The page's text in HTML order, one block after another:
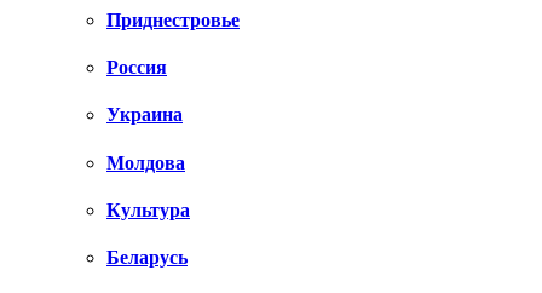
Приднестровье
Россия
Украина
Молдова
Культура
Беларусь